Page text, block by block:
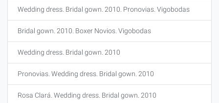
Wedding dress. Bridal gown. 2010. Pronovias. Vigobodas
Bridal gown. 2010. Boxer Novios. Vigobodas
Wedding dress. Bridal gown. 2010
Pronovias. Wedding dress. Bridal gown. 2010
Rosa Clará. Wedding dress. Bridal gown. 2010